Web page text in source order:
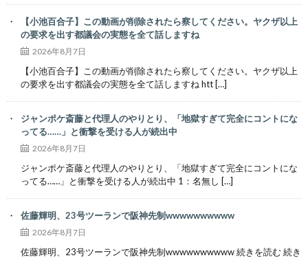
【小池百合子】この動画が削除されたら察してください。ヤクザ以上
の要求を出す都議会の実態を全て話しますね
2026年8月7日
【小池百合子】この動画が削除されたら察してください。ヤクザ以上
の要求を出す都議会の実態を全て話しますね htt […]
ジャンポケ斎藤と代理人のやりとり、「地獄すぎて完全にコントにな
ってる……」と衝撃を受ける人が続出中
2026年8月7日
ジャンポケ斎藤と代理人のやりとり、「地獄すぎて完全にコントにな
ってる……」と衝撃を受ける人が続出中 1：名無し […]
佐藤輝明、23号ツーランで阪神先制wwwwwwwwww
2026年8月7日
佐藤輝明、23号ツーランで阪神先制wwwwwwwwww 続きを読む 続き